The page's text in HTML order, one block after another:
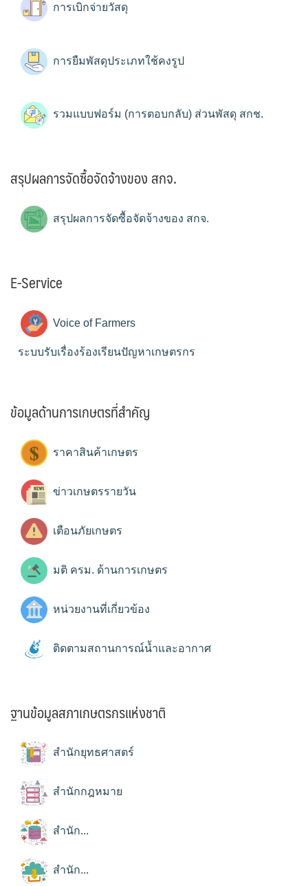
การเบิกจ่ายวัสดุ
การยืมพัสดุประเภทใช้คงรูป
รวมแบบฟอร์ม (การตอบกลับ) ส่วนพัสดุ สกช.
สรุปผลการจัดซื้อจัดจ้างของ สกจ.
สรุปผลการจัดซื้อจัดจ้างของ สกจ.
E-Service
Voice of Farmers
ระบบรับเรื่องร้องเรียนปัญหาเกษตรกร
ข้อมูลด้านการเกษตรที่สำคัญ
ราคาสินค้าเกษตร
ข่าวเกษตรรายวัน
เตือนภัยเกษตร
มติ ครม. ด้านการเกษตร
หน่วยงานที่เกี่ยวข้อง
ติดตามสถานการณ์น้ำและอากาศ
ฐานข้อมูลสภาเกษตรกรแห่งชาติ
สำนักยุทธศาสตร์
สำนักกฎหมาย
สำนัก...
สำนัก...